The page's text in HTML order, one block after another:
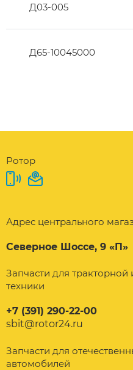
Д03-005
Д65-10045000
Ротор
Адрес центрального
Северное Шоссе, 9 «П»
Запчасти для тракторной
техники
+7 (391) 290-22-00
sbit@rotor24.ru
Запчасти для
автомобилей